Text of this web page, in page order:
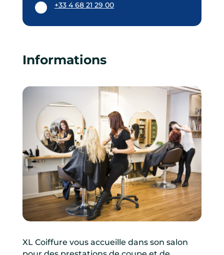
+33 4 68 21 29 00
Informations
XL Coiffure vous accueille dans son salon